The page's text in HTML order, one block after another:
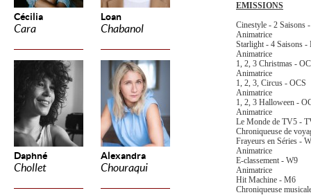
Cécilia
Cara
Loan
Chabanol
Daphné
Chollet
Alexandra
Chouraqui
EMISSIONS
Cinestyle - 2 Saisons
Animatrice
Starlight - 4 Saisons -
Animatrice
1, 2, 3 Christmas -
Animatrice
1, 2, 3, Circus - OCS
Animatrice
1, 2, 3 Halloween -
Animatrice
Le Monde de TV5 -
Chroniqueuse de
Frayeurs en Séries -
Animatrice
E-classement - W9
Animatrice
Hit Machine - M6
Chroniqueuse